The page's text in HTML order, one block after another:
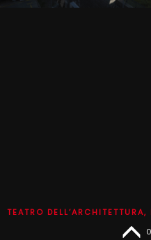
TEATRO